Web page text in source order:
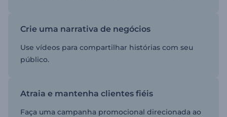
Crie uma narrativa de negócios
Use vídeos para compartilhar histórias ​​com seu
público.
Atraia e mantenha clientes fiéis
Faça uma campanha promocional direcionada ao